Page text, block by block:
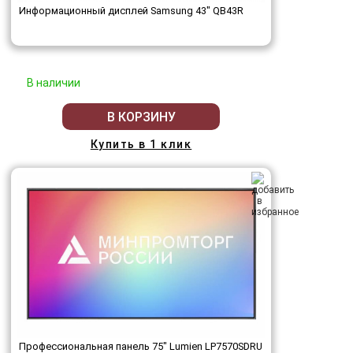
Информационный дисплей Samsung 43" QB43R
В наличии
В КОРЗИНУ
Купить в 1 клик
Профессиональная панель 75" Lumien LP7570SDRU